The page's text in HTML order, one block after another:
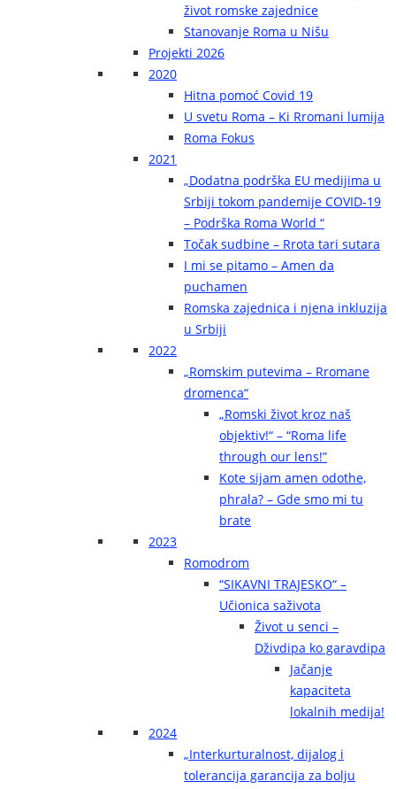
život romske zajednice
Stanovanje Roma u Nišu
Projekti 2026
2020
Hitna pomoć Covid 19
U svetu Roma – Ki Rromani lumija
Roma Fokus
2021
„Dodatna podrška EU medijima u
Srbiji tokom pandemije COVID-19
– Podrška Roma World “
Točak sudbine – Rrota tari sutara
I mi se pitamo – Amen da
puchamen
Romska zajednica i njena inkluzija
u Srbiji
2022
„Romskim putevima – Rromane
dromenca“
„Romski život kroz naš
objektiv!“ – “Roma life
through our lens!”
Kote sijam amen odothe,
phrala? – Gde smo mi tu
brate
2023
Romodrom
“SIKAVNI TRAJESKO“ –
Učionica saživota
Život u senci –
Dživdipa ko garavdipa
Jačanje
kapaciteta
lokalnih medija!
2024
„Interkurturalnost, dijalog i
tolerancija garancija za bolju